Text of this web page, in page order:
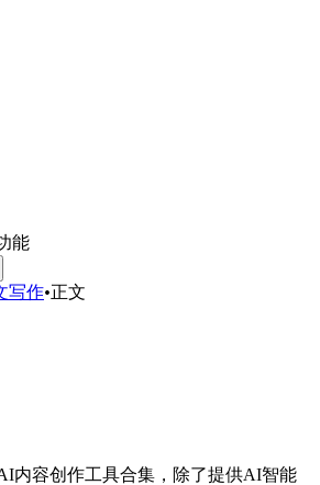
能
写作•正文
内容创作工具合集，除了提供AI智能